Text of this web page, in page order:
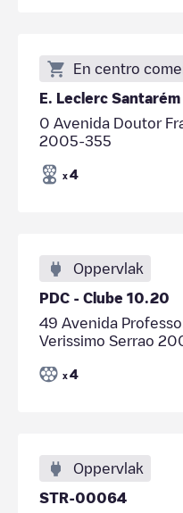
En centro
E. Leclerc Santarém
0 Avenida Doutor
2005-355
x 4
Oppervlak
PDC - Clube 10.20
49 Avenida
Verissimo Serrao
x 4
Oppervlak
STR-00064